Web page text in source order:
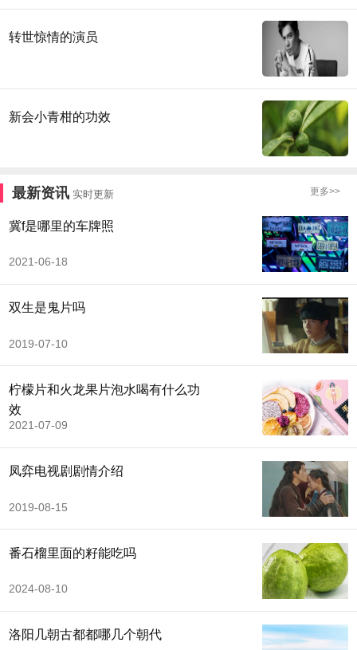
转世惊情的演员
新会小青柑的功效
最新资讯 实时更新 更多>>
冀f是哪里的车牌照
2021-06-18
双生是鬼片吗
2019-07-10
柠檬片和火龙果片泡水喝有什么功
效
2021-07-09
凤弈电视剧剧情介绍
2019-08-15
番石榴里面的籽能吃吗
2024-08-10
洛阳几朝古都都哪几个朝代